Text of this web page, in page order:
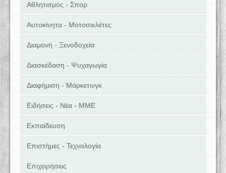
Αθλητισμός - Σπορ
Αυτοκίνητα - Μοτοσικλέτες
Διαμονή - Ξενοδοχεία
Διασκέδαση - Ψυχαγωγία
Διαφήμιση - Μάρκετινγκ
Ειδήσεις - Νέα - ΜΜΕ
Εκπαίδευση
Επιστήμες - Τεχνολογία
Επιχειρήσεις